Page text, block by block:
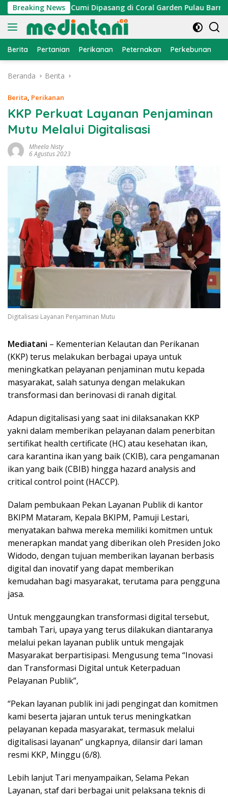
Langsung
ke
konten
Breaking News
Atraktor Cumi Dipasang di Coral Garden Pulau Barrang
Berita Pertanian Perikanan Peternakan Perkebunan
Beranda Berita
Berita, Perikanan
KKP Perkuat Layanan Penjaminan
Mutu Melalui Digitalisasi
Mheela Nisty
6 Agustus 2023
Digitalisasi Layanan Penjaminan Mutu
Mediatani – Kementerian Kelautan dan Perikanan
(KKP) terus melakukan berbagai upaya untuk
meningkatkan pelayanan penjaminan mutu kepada
masyarakat, salah satunya dengan melakukan
transformasi dan berinovasi di ranah digital.
Adapun digitalisasi yang saat ini dilaksanakan KKP
yakni dalam memberikan pelayanan dalam penerbitan
sertifikat health certificate (HC) atau kesehatan ikan,
cara karantina ikan yang baik (CKIB), cara pengamanan
ikan yang baik (CBIB) hingga hazard analysis and
critical control point (HACCP).
Dalam pembukaan Pekan Layanan Publik di kantor
BKIPM Mataram, Kepala BKIPM, Pamuji Lestari,
menyatakan bahwa mereka memiliki komitmen untuk
menerapkan mandat yang diberikan oleh Presiden Joko
Widodo, dengan tujuan memberikan layanan berbasis
digital dan inovatif yang dapat memberikan
kemudahan bagi masyarakat, terutama para pengguna
jasa.
Untuk menggaungkan transformasi digital tersebut,
tambah Tari, upaya yang terus dilakukan diantaranya
melalui pekan layanan publik untuk mengajak
Masyarakat berpartisipasi. Mengusung tema “Inovasi
dan Transformasi Digital untuk Keterpaduan
Pelayanan Publik”,
“Pekan layanan publik ini jadi pengingat dan komitmen
kami beserta jajaran untuk terus meningkatkan
pelayanan kepada masyarakat, termasuk melalui
digitalisasi layanan” ungkapnya, dilansir dari laman
resmi KKP, Minggu (6/8).
Lebih lanjut Tari menyampaikan, Selama Pekan
Layanan, staf dari berbagai unit pelaksana teknis di